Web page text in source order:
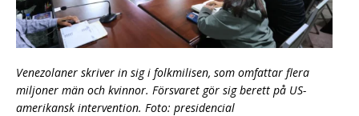
Venezolaner skriver in sig i folkmilisen, som omfattar flera
miljoner män och kvinnor. Försvaret gör sig berett på US-
amerikansk intervention. Foto: presidencial